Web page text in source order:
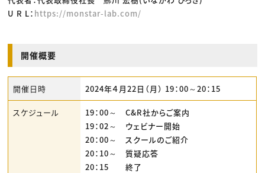
U R L： https://monstar-lab.com/
開催概要
開催日時 2024年４月22日（月） 19：00～20：15
スケジュール
19：00～ C&R社からご案内
19：02～ ウェビナー開始
20：00～ スクールのご紹介
20：10～ 質疑応答
20：15 終了